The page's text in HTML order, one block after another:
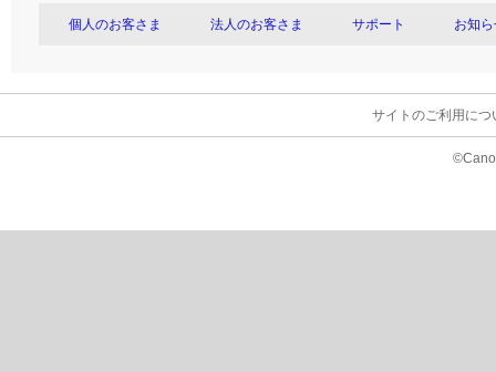
個人のお客さま 法人のお客さま サポート お知
サイトのご利用につ